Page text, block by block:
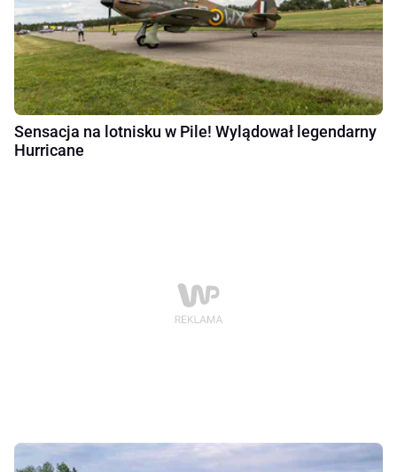
Sensacja na lotnisku w Pile! Wylądował legendarny
Hurricane